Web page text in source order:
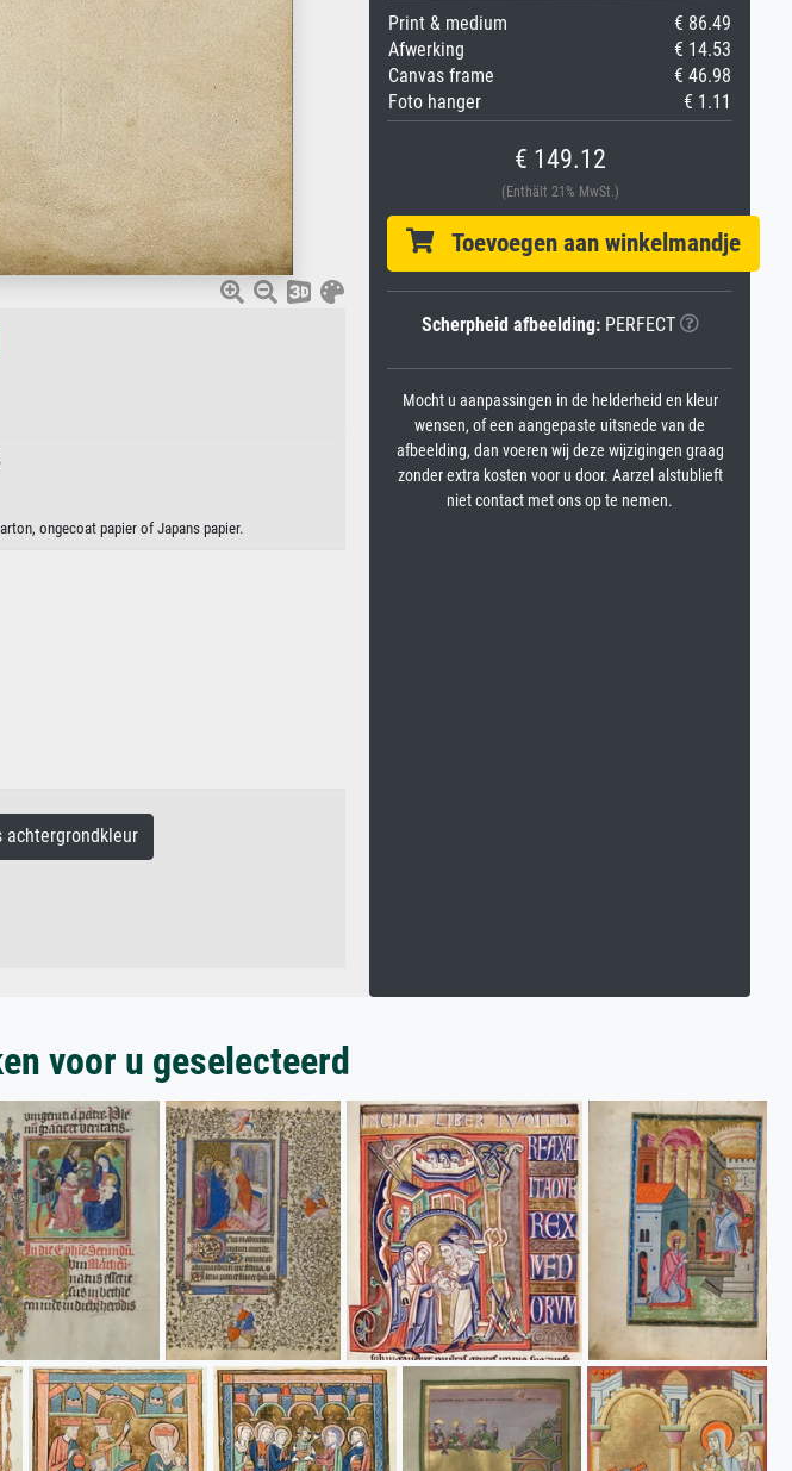
ongecoat papier of Japans papier.
achtergrondkleur
Print & medium
€ 86.49
Afwerking
€ 14.53
Canvas frame
€ 46.98
Foto hanger
€ 1.11
€ 149.12
(Enthält 21% MwSt.)
Toevoegen aan winkelmandje
Scherpheid afbeelding:PERFECT
Mocht u aanpassingen in de helderheid en kleur
wensen, of een aangepaste uitsnede van de
afbeelding, dan voeren wij deze wijzigingen graag
zonder extra kosten voor u door. Aarzel alstublieft
niet contact met ons op te nemen.
voor u geselecteerd